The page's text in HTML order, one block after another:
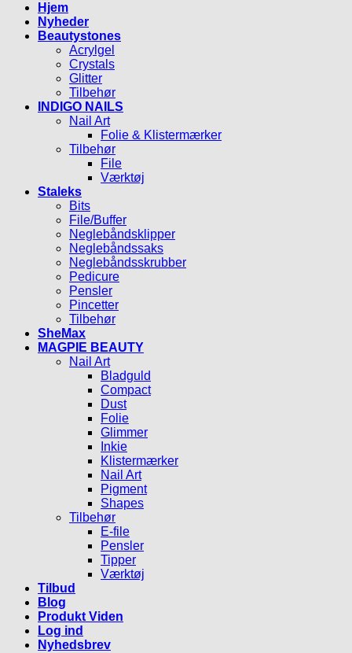
Hjem
Nyheder
Beautystones
Acrylgel
Crystals
Glitter
Tilbehør
INDIGO NAILS
Nail Art
Folie & Klistermærker
Tilbehør
File
Værktøj
Staleks
Bits
File/Buffer
Neglebåndsklipper
Neglebåndssaks
Neglebåndsskrubber
Pedicure
Pensler
Pincetter
Tilbehør
SheMax
MAGPIE BEAUTY
Nail Art
Bladguld
Compact
Dust
Folie
Glimmer
Inkie
Klistermærker
Nail Art
Pigment
Shapes
Tilbehør
E-file
Pensler
Tipper
Værktøj
Tilbud
Blog
Produkt Viden
Log ind
Nyhedsbrev